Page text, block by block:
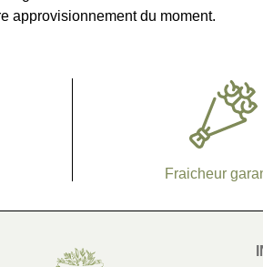
approvisionnement du moment.
Fraicheur
Lien vers la page d'accueil